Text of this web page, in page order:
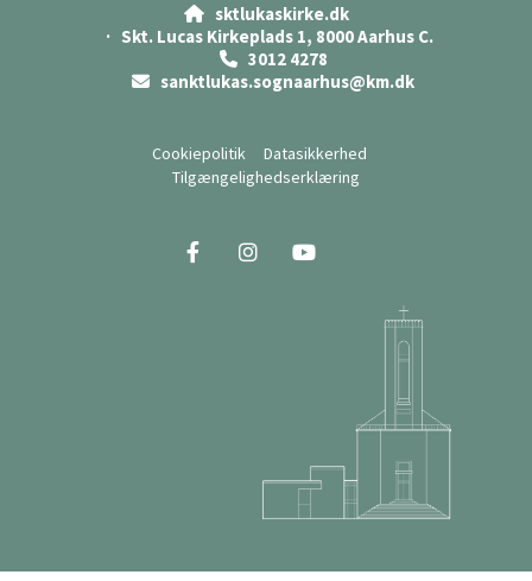
sktlukaskirke.dk
· Skt. Lucas Kirkeplads 1, 8000 Aarhus C.
3012 4278
 sanktlukas.sognaarhus@km.dk
Cookiepolitik
Datasikkerhed
Tilgængelighedserklæring